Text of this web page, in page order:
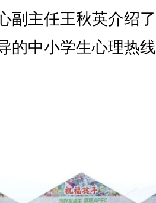
副主任王秋英介绍
的中小学生心理热